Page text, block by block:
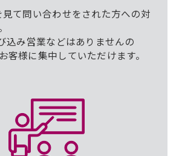
て問い合わせをされた方への対
込み営業などはありませんの
客様に集中していただけます。